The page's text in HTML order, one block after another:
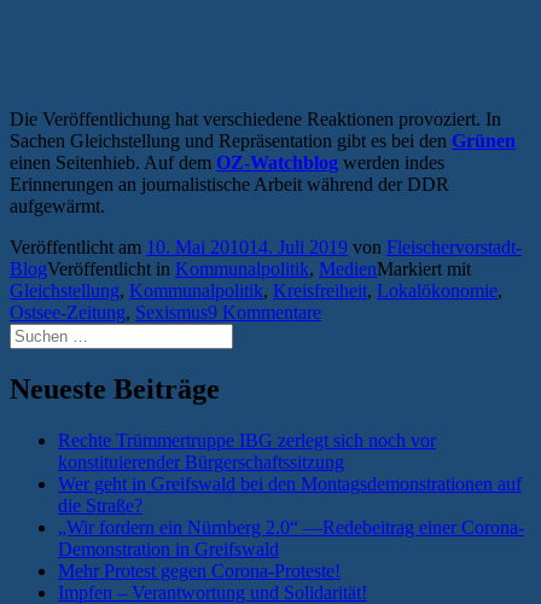
Die Veröffentlichung hat verschiedene Reaktionen provoziert. In
Sachen Gleichstellung und Repräsentation gibt es bei den Grünen
einen Seitenhieb. Auf dem OZ-Watchblog werden indes
Erinnerungen an journalistische Arbeit während der DDR
aufgewärmt.
Veröffentlicht am 10. Mai 201014. Juli 2019 von Fleischervorstadt-
BlogVeröffentlicht in Kommunalpolitik, MedienMarkiert mit
Gleichstellung, Kommunalpolitik, Kreisfreiheit, Lokalökonomie,
Ostsee-Zeitung, Sexismus9 Kommentare
Suchen
nach:
Neueste Beiträge
Rechte Trümmertruppe IBG zerlegt sich noch vor
konstituierender Bürgerschaftssitzung
Wer geht in Greifswald bei den Montagsdemonstrationen auf
die Straße?
„Wir fordern ein Nürnberg 2.0“ —Redebeitrag einer Corona-
Demonstration in Greifswald
Mehr Protest gegen Corona-Proteste!
Impfen – Verantwortung und Solidarität!